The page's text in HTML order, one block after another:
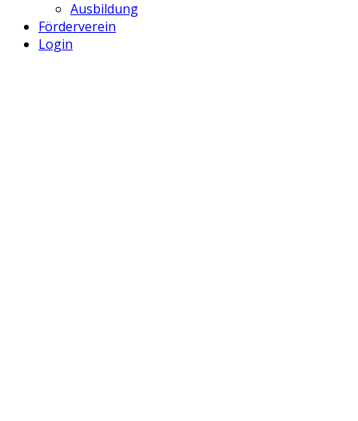
Ausbildung
Förderverein
Login